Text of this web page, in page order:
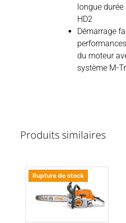
longue
HD2
Démarrage
du moteur
système M-
Produits similaires
Rupture de stock